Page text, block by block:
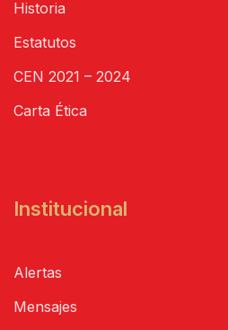
Historia
Estatutos
CEN 2021 – 2024
Carta Ética
Institucional
Alertas
Mensajes